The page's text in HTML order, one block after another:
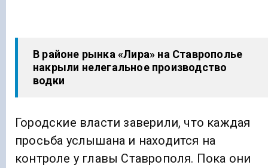
В районе рынка «Лира» на Ставрополье
накрыли нелегальное производство
водки
Городские власти заверили, что каждая
просьба услышана и находится на
контроле у главы Ставрополя. Пока они